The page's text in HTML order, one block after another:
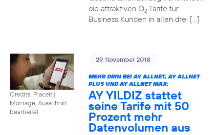
die attraktiven O2Tarife für
Business Kunden in allen drei […]
Credits: Placeit |
Montage, Ausschnitt
bearbeitet
29. November 2018
MEHR DRIN BEI AY ALLNET, AY ALLNET
PLUS UND AY ALLNET MAX:
AY YILDIZ stattet
seine Tarife mit 50
Prozent mehr
Datenvolumen aus